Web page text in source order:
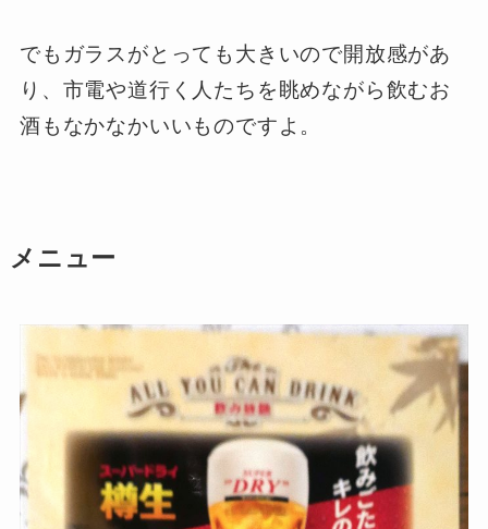
でもガラスがとっても大きいので開放感があ
り、市電や道行く人たちを眺めながら飲むお
酒もなかなかいいものですよ。
メニュー